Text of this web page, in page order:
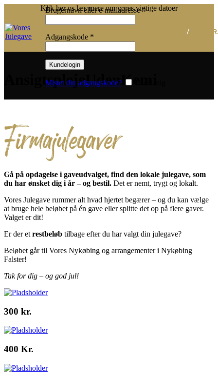
Klik her os læs mere om vores vigtige datoer
Brugernavn eller e-mailadresse*Påkrævet
Adgangskode *
Kundelogin
Mistet din adgangskode?
/
AnsigtsplejeUdenKemi
Firmajulegaver
Gå på opdagelse i gaveudvalget, find den lokale julegave, som
du har ønsket dig i år – og bestil. Det er nemt, trygt og lokalt.
Vores Julegave rummer alt hvad hjertet begærer – og du kan vælge
at bruge hele beløbet på én gave eller splitte det op på flere gaver.
Valget er dit!
Er der et restbeløb tilbage efter du har valgt din julegave?
Beløbet går til Vores Nykøbing og arrangementer i Nykøbing
Falster!
Tak for dig – og god jul!
300 kr.
400 Kr.